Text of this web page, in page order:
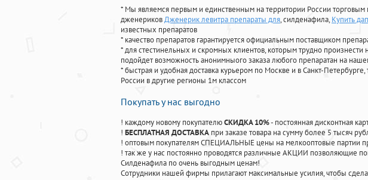
* Мы являемся первым и единственным на территории России
дженериковДженерик левитра препараты для, силденафила, Купить
известных препаратов
* качество препаратов гарантируется официальным поставщиком
* для стестинельных и скромных клиентов, которым трудно произнести
подойдет возможность анонимныого заказа любого препаратан на
* быстрая и удобная доставка курьером по Москве и в Санкт-
России в другие регионы 1м классом
Покупать у нас выгодно
! каждому новому покупателюСКИДКА 10%- постоянная дисконтная
! БЕСПЛАТНАЯ ДОСТАВКА при заказе товара на сумму более 5 тысяч
! оптовым покупателям СПЕЦИАЛЬНЫЕ цены на мелкооптовые партии
! так же у нас постоянно проводятся различные АКЦИИ позволяющие
Силденафила по очень выгодным ценам!
Cотрудники нашей фирмы прилагают максимальные усилия, чтобы